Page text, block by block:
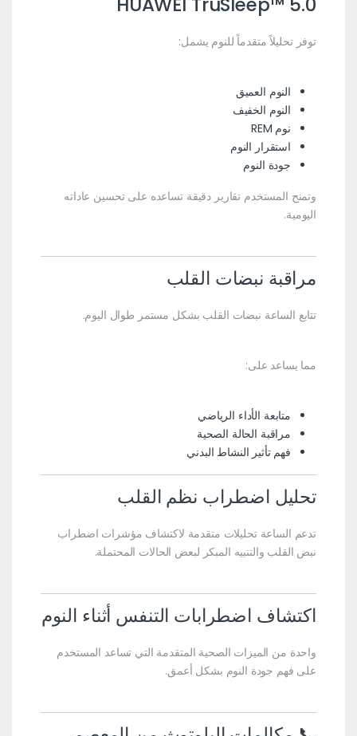
توفر تحليلاً متقدماً للنوم يشمل:
النوم العميق
النوم الخفيف
نوم REM
استقرار النوم
جودة النوم
وتمنح المستخدم تقارير دقيقة تساعده على تحسين عاداته
اليومية.
مراقبة نبضات القلب
تتابع الساعة نبضات القلب بشكل مستمر طوال اليوم.
مما يساعد على:
متابعة الأداء الرياضي
مراقبة الحالة الصحية
فهم تأثير النشاط البدني
تحليل اضطراب نظم القلب
تدعم الساعة تحليلات متقدمة لاكتشاف مؤشرات اضطراب
نبض القلب والتنبيه المبكر لبعض الحالات المحتملة.
اكتشاف اضطرابات التنفس أثناء النوم
واحدة من الميزات الصحية المتقدمة التي تساعد المستخدم
على فهم جودة النوم بشكل أعمق.